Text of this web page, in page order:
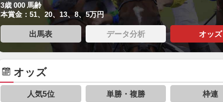
3歳 000 馬齢
本賞金：51、20、13、8、5万円
出馬表 データ分析 オッズ
オッズ
人気5位 単勝・複勝 枠連